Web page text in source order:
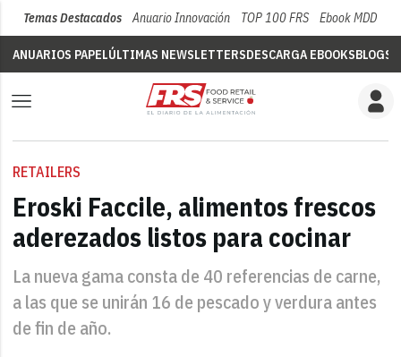
Temas Destacados Anuario Innovación TOP 100 FRS Ebook MDD
ANUARIOS PAPELÚLTIMAS NEWSLETTERSDESCARGA EBOOKSBLOGS
RETAILERS
Eroski Faccile, alimentos frescos
aderezados listos para cocinar
La nueva gama consta de 40 referencias de carne,
a las que se unirán 16 de pescado y verdura antes
de fin de año.